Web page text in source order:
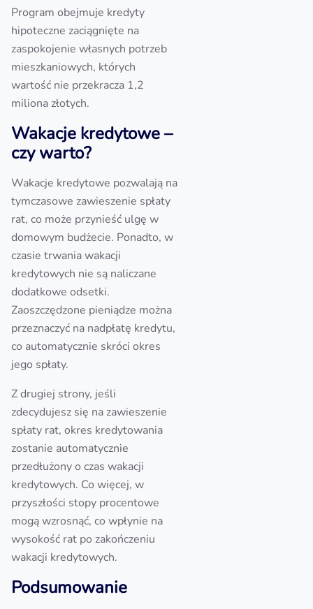
Program obejmuje kredyty
hipoteczne zaciągnięte na
zaspokojenie własnych potrzeb
mieszkaniowych, których
wartość nie przekracza 1,2
miliona złotych.
Wakacje kredytowe –
czy warto?
Wakacje kredytowe pozwalają na
tymczasowe zawieszenie spłaty
rat, co może przynieść ulgę w
domowym budżecie. Ponadto, w
czasie trwania wakacji
kredytowych nie są naliczane
dodatkowe odsetki.
Zaoszczędzone pieniądze można
przeznaczyć na nadpłatę kredytu,
co automatycznie skróci okres
jego spłaty.
Z drugiej strony, jeśli
zdecydujesz się na zawieszenie
spłaty rat, okres kredytowania
zostanie automatycznie
przedłużony o czas wakacji
kredytowych. Co więcej, w
przyszłości stopy procentowe
mogą wzrosnąć, co wpłynie na
wysokość rat po zakończeniu
wakacji kredytowych.
Podsumowanie